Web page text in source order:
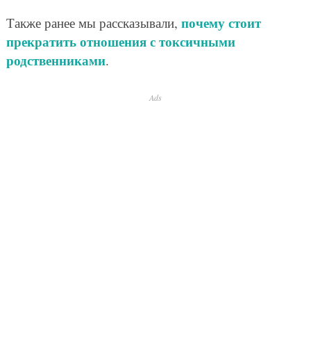
Также ранее мы рассказывали, почему стоит
прекратить отношения с токсичными
родственниками.
Ads